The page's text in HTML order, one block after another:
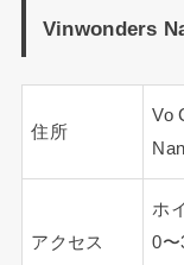
Vinwonders
住所
Vo
アクセス
ホ
0〜